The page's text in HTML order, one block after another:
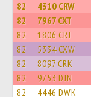
82 4310 CRW
82 7967 CXT
82 1806 CRJ
82 5334 CXW
82 8097 CRK
82 9753 DJN
82 4446 DWK